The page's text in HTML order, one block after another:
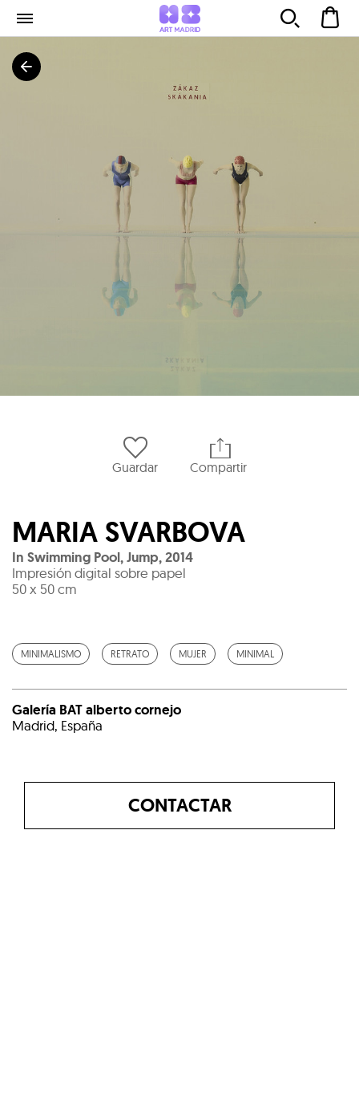
Guardar Compartir
MARIA SVARBOVA
In Swimming Pool, Jump,2014
Impresión digital sobre papel
50 x 50 cm
MINIMALISMO RETRATO MUJER MINIMAL
Galería BAT alberto cornejo
Madrid, España
CONTACTAR